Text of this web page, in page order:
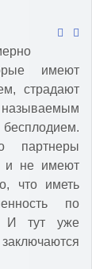
имеют
страдают
партнеры
и не имеют
что иметь
по
И тут уже